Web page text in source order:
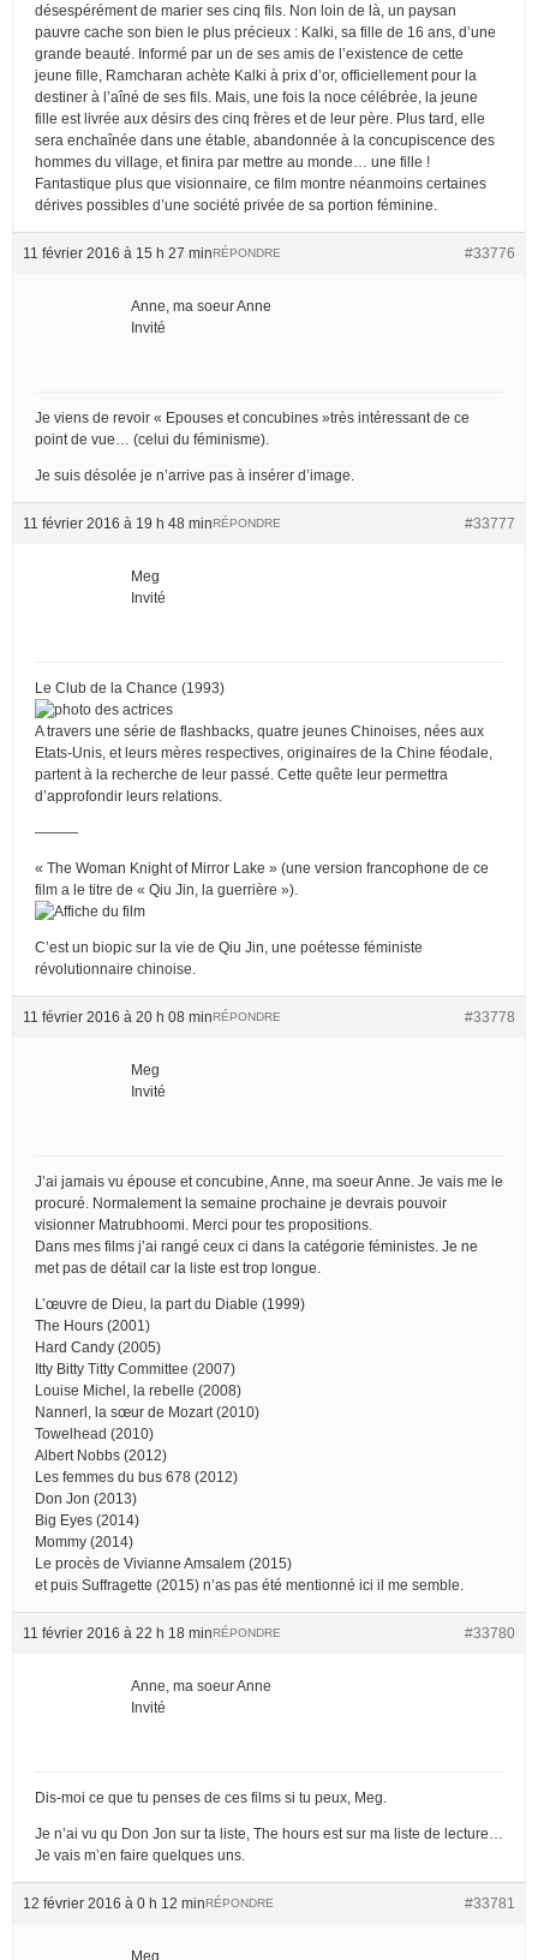
désespérément de marier ses cinq fils. Non loin de là, un paysan
pauvre cache son bien le plus précieux : Kalki, sa fille de 16 ans, d’une
grande beauté. Informé par un de ses amis de l’existence de cette
jeune fille, Ramcharan achète Kalki à prix d’or, officiellement pour la
destiner à l’aîné de ses fils. Mais, une fois la noce célébrée, la jeune
fille est livrée aux désirs des cinq frères et de leur père. Plus tard, elle
sera enchaînée dans une étable, abandonnée à la concupiscence des
hommes du village, et finira par mettre au monde… une fille !
Fantastique plus que visionnaire, ce film montre néanmoins certaines
dérives possibles d’une société privée de sa portion féminine.
11 février 2016 à 15 h 27 min #33776
RÉPONDRE
Anne, ma soeur Anne
Invité
Je viens de revoir « Epouses et concubines »très intéressant de ce
point de vue… (celui du féminisme).
Je suis désolée je n’arrive pas à insérer d’image.
11 février 2016 à 19 h 48 min #33777
RÉPONDRE
Meg
Invité
Le Club de la Chance (1993)
A travers une série de flashbacks, quatre jeunes Chinoises, nées aux
Etats-Unis, et leurs mères respectives, originaires de la Chine féodale,
partent à la recherche de leur passé. Cette quête leur permettra
d’approfondir leurs relations.
———
« The Woman Knight of Mirror Lake » (une version francophone de ce
film a le titre de « Qiu Jin, la guerrière »).
C’est un biopic sur la vie de Qiu Jin, une poétesse féministe
révolutionnaire chinoise.
11 février 2016 à 20 h 08 min #33778
RÉPONDRE
Meg
Invité
J’ai jamais vu épouse et concubine, Anne, ma soeur Anne. Je vais me le
procuré. Normalement la semaine prochaine je devrais pouvoir
visionner Matrubhoomi. Merci pour tes propositions.
Dans mes films j’ai rangé ceux ci dans la catégorie féministes. Je ne
met pas de détail car la liste est trop longue.
L’œuvre de Dieu, la part du Diable (1999)
The Hours (2001)
Hard Candy (2005)
Itty Bitty Titty Committee (2007)
Louise Michel, la rebelle (2008)
Nannerl, la sœur de Mozart (2010)
Towelhead (2010)
Albert Nobbs (2012)
Les femmes du bus 678 (2012)
Don Jon (2013)
Big Eyes (2014)
Mommy (2014)
Le procès de Vivianne Amsalem (2015)
et puis Suffragette (2015) n’as pas été mentionné ici il me semble.
11 février 2016 à 22 h 18 min #33780
RÉPONDRE
Anne, ma soeur Anne
Invité
Dis-moi ce que tu penses de ces films si tu peux, Meg.
Je n’ai vu qu Don Jon sur ta liste, The hours est sur ma liste de lecture…
Je vais m’en faire quelques uns.
12 février 2016 à 0 h 12 min #33781
RÉPONDRE
Meg